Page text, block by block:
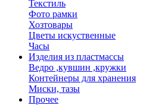
Текстиль
Фото рамки
Хозтовары
Цветы искуственные
Часы
Изделия из пластмассы
Ведро ,кувшин ,кружки
Контейнеры для хранения
Миски, тазы
Прочее